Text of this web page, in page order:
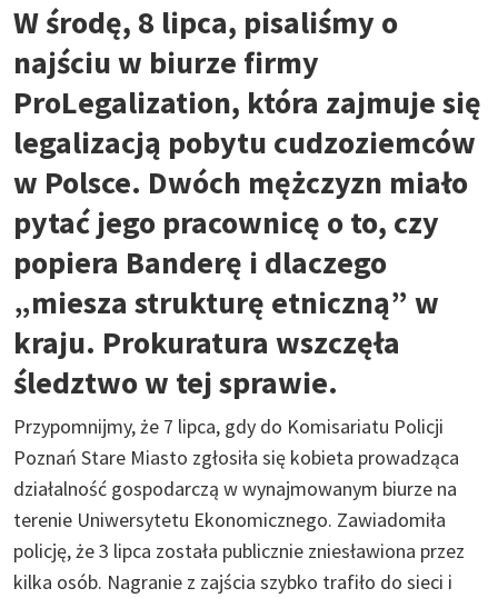
W środę, 8 lipca, pisaliśmy o
najściu w biurze firmy
ProLegalization, która zajmuje się
legalizacją pobytu cudzoziemców
w Polsce. Dwóch mężczyzn miało
pytać jego pracownicę o to, czy
popiera Banderę i dlaczego
„miesza strukturę etniczną” w
kraju. Prokuratura wszczęła
śledztwo w tej sprawie.
Przypomnijmy, że 7 lipca, gdy do Komisariatu Policji
Poznań Stare Miasto zgłosiła się kobieta prowadząca
działalność gospodarczą w wynajmowanym biurze na
terenie Uniwersytetu Ekonomicznego. Zawiadomiła
policję, że 3 lipca została publicznie zniesławiona przez
kilka osób. Nagranie z zajścia szybko trafiło do sieci i